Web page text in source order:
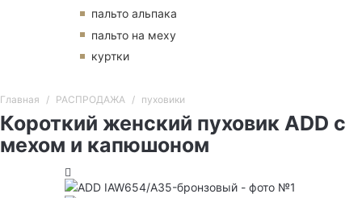
пальто альпака
пальто на меху
куртки
Главная РАСПРОДАЖА пуховики
Короткий женский пуховик ADD с
мехом и капюшоном